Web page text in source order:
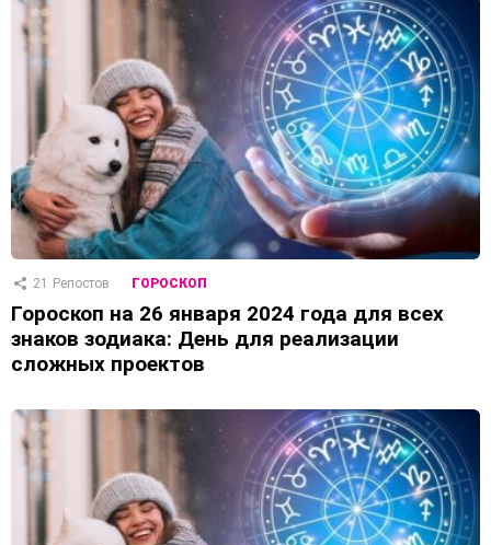
21 Репостов ГОРОСКОП
Гороскоп на 26 января 2024 года для всех
знаков зодиака: День для реализации
сложных проектов